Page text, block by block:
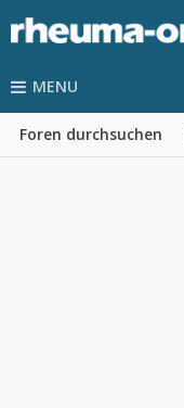
MENU
Foren durchsuchen